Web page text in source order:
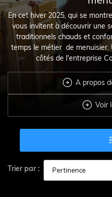
En cet hiver 2025, qui se
vous invitent à découvrir une
traditionnels chauds et
temps le métier de menuisier.
côtés de l'entreprise
 A propos
 Voir
Trier par :